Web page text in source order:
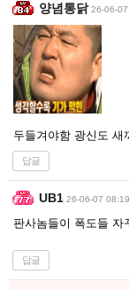
양념통닭 26-06-
두들겨야함 광신도 새
답글
UB1 26-06-07 08:19
판사놈들이 폭도들 자
답글